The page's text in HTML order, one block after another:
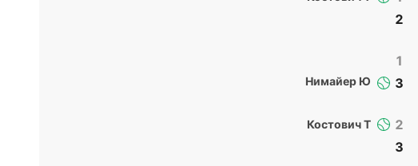
2
Нимайер Ю
1
3
Костович Т
2
3